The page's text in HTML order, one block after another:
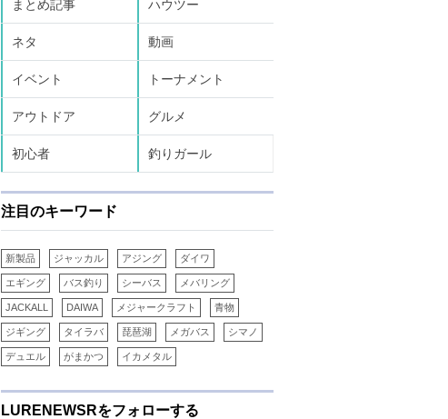
まとめ記事 ハウツー
ネタ 動画
イベント トーナメント
アウトドア グルメ
初心者 釣りガール
注目のキーワード
新製品 ジャッカル アジング ダイワ
エギング バス釣り シーバス メバリング
JACKALL DAIWA メジャークラフト 青物
ジギング タイラバ 琵琶湖 メガバス シマノ
デュエル がまかつ イカメタル
LURENEWSRをフォローする